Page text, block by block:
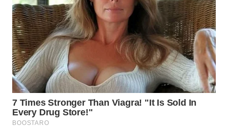
WN
SULUT
WN
MALUKU
WN
MALUT
WN